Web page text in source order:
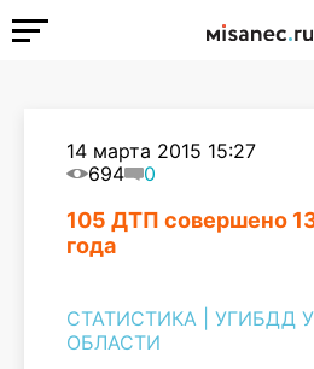
14 марта 2015 15:27
694
0
105 ДТП совершено
года
СТАТИСТИКА
УГИБДД
ОБЛАСТИ